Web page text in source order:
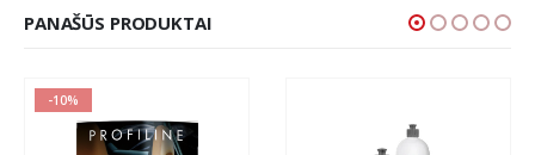
PANAŠŪS PRODUKTAI
-10%